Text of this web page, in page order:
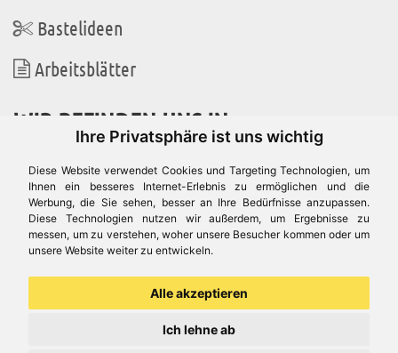
Ihre Privatsphäre ist uns wichtig
Diese Website verwendet Cookies und Targeting Technologien, um
Ihnen ein besseres Internet-Erlebnis zu ermöglichen und die
Werbung, die Sie sehen, besser an Ihre Bedürfnisse anzupassen.
Diese Technologien nutzen wir außerdem, um Ergebnisse zu
messen, um zu verstehen, woher unsere Besucher kommen oder um
unsere Website weiter zu entwickeln.
Alle akzeptieren
Ich lehne ab
Bastelideen
Arbeitsblätter
WIR BEFINDEN UNS IN
Es gibt uns auch in